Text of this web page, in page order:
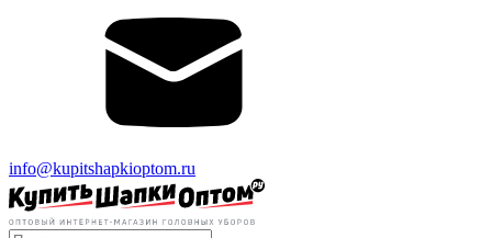
info@kupitshapkioptom.ru